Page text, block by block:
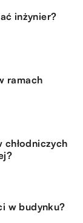
inżynier?
ramach
chłodniczych
w budynku?